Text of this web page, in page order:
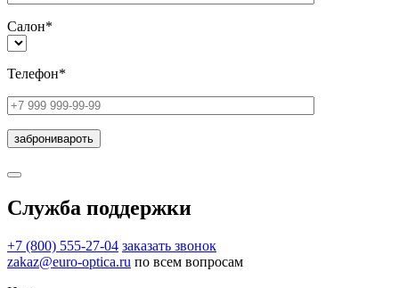
Салон*
Телефон*
Служба поддержки
+7 (800) 555-27-04 заказать звонок
zakaz@euro-optica.ru по всем вопросам